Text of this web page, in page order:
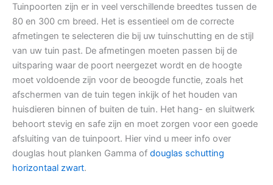
Tuinpoorten zijn er in veel verschillende breedtes tussen de
80 en 300 cm breed. Het is essentieel om de correcte
afmetingen te selecteren die bij uw tuinschutting en de stijl
van uw tuin past. De afmetingen moeten passen bij de
uitsparing waar de poort neergezet wordt en de hoogte
moet voldoende zijn voor de beoogde functie, zoals het
afschermen van de tuin tegen inkijk of het houden van
huisdieren binnen of buiten de tuin. Het hang- en sluitwerk
behoort stevig en safe zijn en moet zorgen voor een goede
afsluiting van de tuinpoort. Hier vind u meer info over
douglas hout planken Gamma of douglas schutting
horizontaal zwart.